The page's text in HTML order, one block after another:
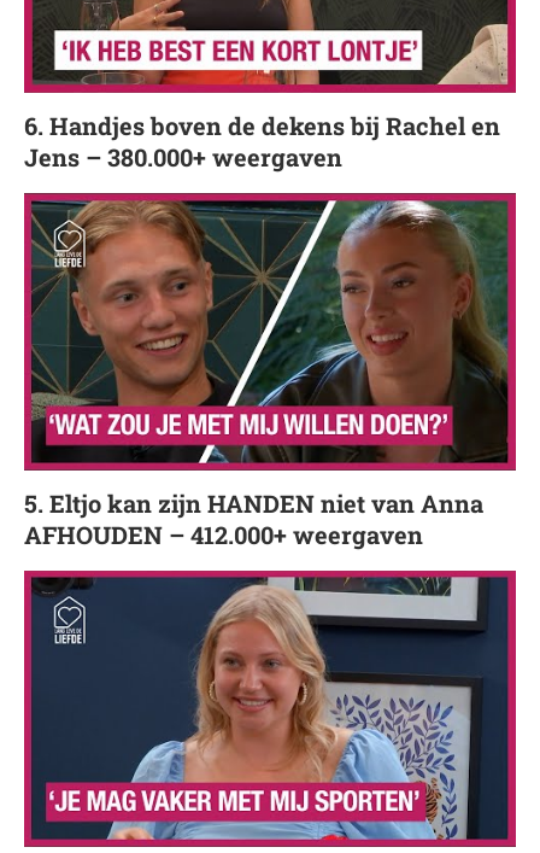
6. Handjes boven de dekens bij Rachel en
Jens – 380.000+ weergaven
5. Eltjo kan zijn HANDEN niet van Anna
AFHOUDEN – 412.000+ weergaven